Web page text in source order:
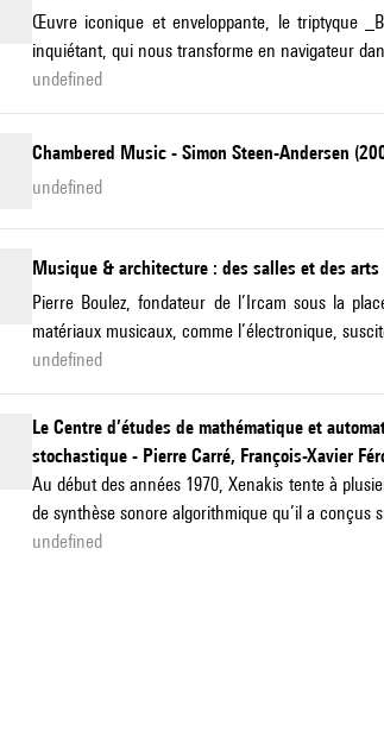
Œuvre iconique et enveloppante, le triptyque
inquiétant, qui nous transforme en navigateur
undefined
Chambered Music - Simon Steen-Andersen
undefined
Musique & architecture : des salles et des
Pierre Boulez, fondateur de l’Ircam sous la
matériaux musicaux, comme l’électronique,
undefined
Le Centre d’études de mathématique et
stochastique - Pierre Carré, François-Xavier
Au début des années 1970, Xenakis tente à
de synthèse sonore algorithmique qu’il a conçus
undefined